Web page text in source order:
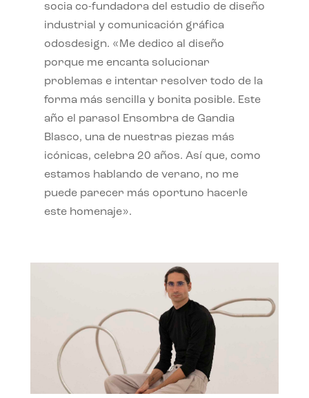
socia co-fundadora del estudio de diseño
industrial y comunicación gráfica
odosdesign. «Me dedico al diseño
porque me encanta solucionar
problemas e intentar resolver todo de la
forma más sencilla y bonita posible. Este
año el parasol Ensombra de Gandia
Blasco, una de nuestras piezas más
icónicas, celebra 20 años. Así que, como
estamos hablando de verano, no me
puede parecer más oportuno hacerle
este homenaje».